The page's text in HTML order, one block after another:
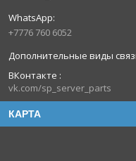
+7776 760 6052
ВКонтакте
vk.com/sp_server_parts
КАРТА